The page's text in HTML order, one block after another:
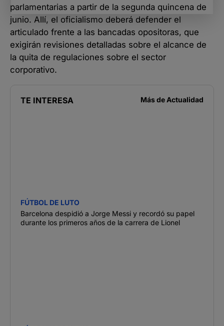
parlamentarias a partir de la segunda quincena de
junio. Allí, el oficialismo deberá defender el
articulado frente a las bancadas opositoras, que
exigirán revisiones detalladas sobre el alcance de
la quita de regulaciones sobre el sector
corporativo.
TE INTERESA Más de Actualidad
FÚTBOL DE LUTO
Barcelona despidió a Jorge Messi y recordó su papel
durante los primeros años de la carrera de Lionel